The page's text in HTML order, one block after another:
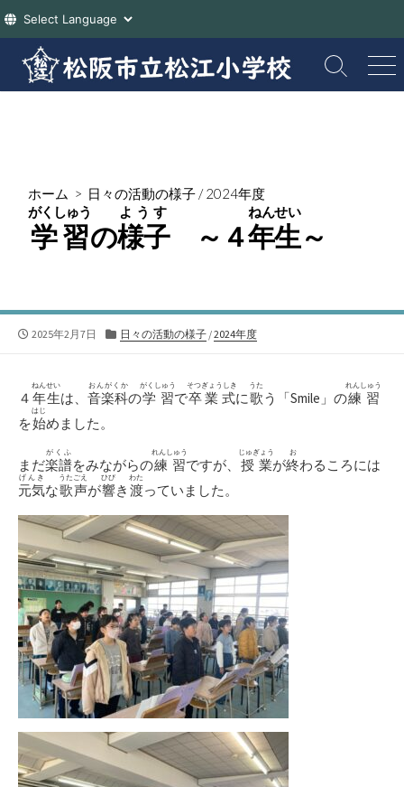
テ
検
索
メ
ニ
ホーム > 日々の活動の様子 /2024年度
学習
がくしゅう
の様子
ようす
～４年生
ねんせい
～
公
2025年2月7日
カ
リ
ー
日々の活動の様子/2024年度
４ 年生
ねんせい
は、 音楽科
おんがくか
の学習
がくしゅう
で卒業式
そつぎょうしき
に歌
うた
う「Smile」の練習
れんしゅう
を始
はじ
めました。
まだ楽譜
がくふ
をみながらの練習
れんしゅう
ですが、 授業
じゅぎょう
が終
お
わるころには
元気
げんき
な歌声
うたごえ
が響
ひび
き 渡
わた
っていました。